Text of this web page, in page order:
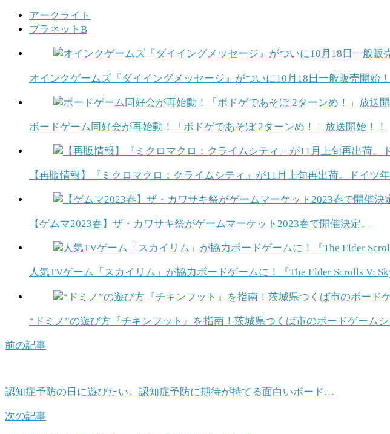
アークライト
プラネットB
オインクゲームズ『ダイイングメッセージ』がついに10月18日一般販売開
ボードゲーム同好会が再始動！「ボドゲであそぼ 2ターンめ！」放送開始！！
【再販情報】『ミクロマクロ：クライムシティ』が11月上旬再出荷。ドイツ
【ゲムマ2023春】ザ・カワサキ祭がゲームマーケット2023春で開催決定。
人気TVゲーム「スカイリム」が協力ボードゲームに！『The Elder Scrolls V:
“ドミノ”の遊び方『チキンフット』を指南！茨城県つくば市のボードゲーム
前の記事
認知症予防の日に遊びたい。認知症予防に期待が持てる面白いボード…
次の記事